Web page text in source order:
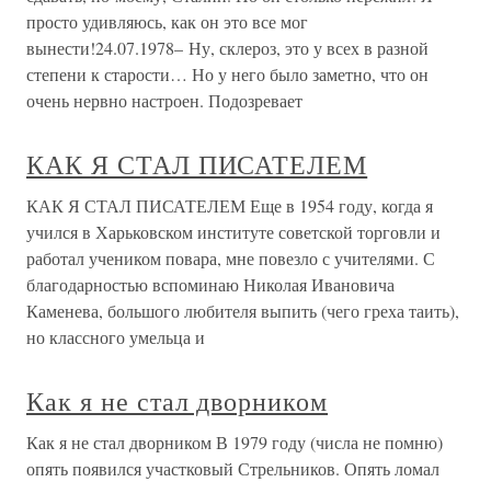
просто удивляюсь, как он это все мог
вынести!24.07.1978– Ну, склероз, это у всех в разной
степени к старости… Но у него было заметно, что он
очень нервно настроен. Подозревает
КАК Я СТАЛ ПИСАТЕЛЕМ
КАК Я СТАЛ ПИСАТЕЛЕМ Еще в 1954 году, когда я
учился в Харьковском институте советской торговли и
работал учеником повара, мне повезло с учителями. С
благодарностью вспоминаю Николая Ивановича
Каменева, большого любителя выпить (чего греха таить),
но классного умельца и
Как я не стал дворником
Как я не стал дворником В 1979 году (числа не помню)
опять появился участковый Стрельников. Опять ломал